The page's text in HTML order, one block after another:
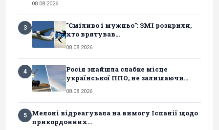
08.08.2026
3
"Сміливо і мужньо": ЗМІ розкрили,
хто врятував...
08.08.2026
4
Росія знайшла слабке місце
української ППО, не залишаючи...
08.08.2026
5
Мелоні відреагувала на вимогу Іспанії щодо
прикордонних...